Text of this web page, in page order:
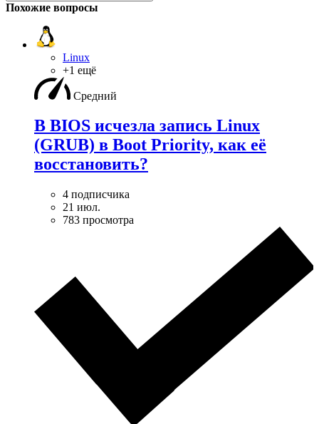
Похожие вопросы
Linux
+1 ещё
Средний
В BIOS исчезла запись Linux
(GRUB) в Boot Priority, как её
восстановить?
4 подписчика
21 июл.
783 просмотра